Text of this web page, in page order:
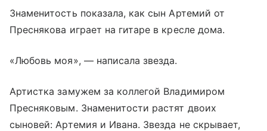
Знаменитость показала, как сын Артемий от
Преснякова играет на гитаре в кресле дома.
«Любовь моя», — написала звезда.
Артистка замужем за коллегой Владимиром
Пресняковым. Знаменитости растят двоих
сыновей: Артемия и Ивана. Звезда не скрывает,